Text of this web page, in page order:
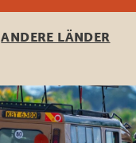
ANDERE LÄNDER